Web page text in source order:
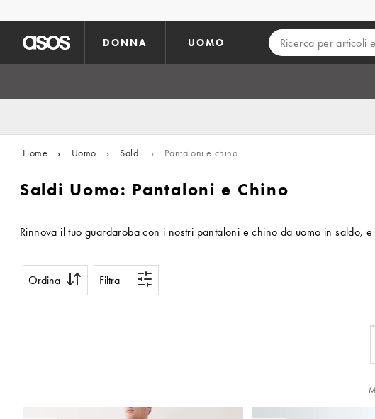
DONNA UOMO
Home › Uomo › Saldi › Pantaloni e chino
Saldi Uomo: Pantaloni e Chino
Rinnova il tuo guardaroba con i nostri pantaloni e chino da uomo in
Ordina Filtra